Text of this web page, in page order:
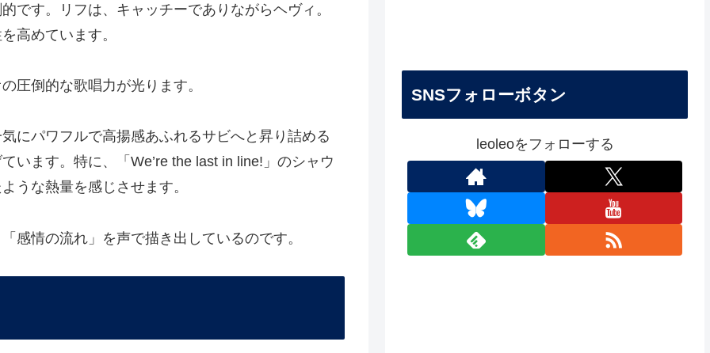
です。リフは、キャッチーでありながらヘヴィ。
高めています。
圧倒的な歌唱力が光ります。
にパワフルで高揚感あふれるサビへと昇り詰める
います。特に、「We’re the last in line!」のシャウ
うな熱量を感じさせます。
感情の流れ」を声で描き出しているのです。
SNSフォローボタン
leoleoをフォローする